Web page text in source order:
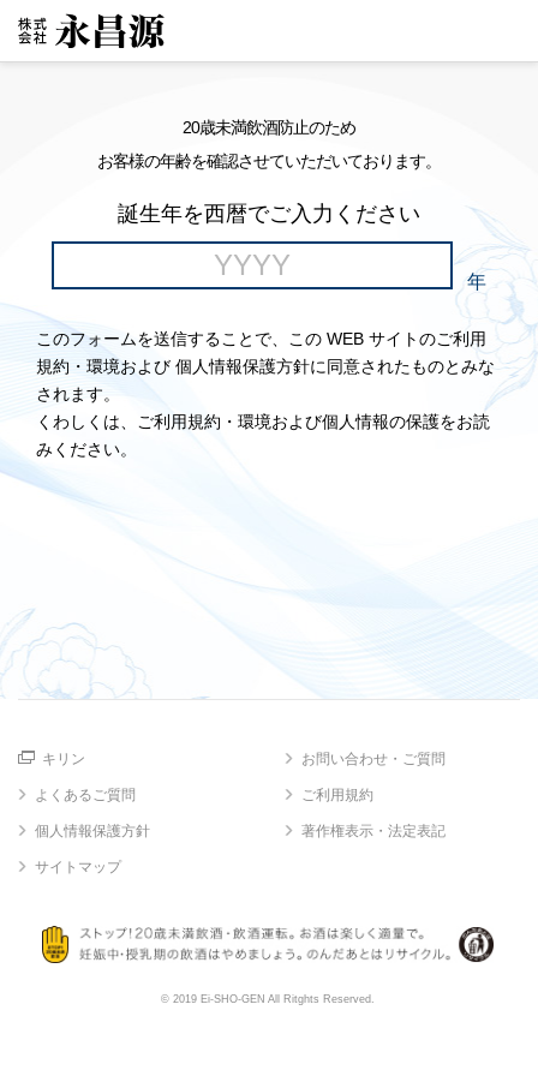
20歳未満飲酒防止のため
お客様の年齢を確認させていただいております。
誕生年を西暦でご入力ください
年
このフォームを送信することで、この WEB サイトのご利用
規約・環境および 個人情報保護方針に同意されたものとみな
されます。
くわしくは、ご利用規約・環境および個人情報の保護をお読
みください。
キリン お問い合わせ・ご質問
よくあるご質問 ご利用規約
個人情報保護方針 著作権表示・法定表記
サイトマップ
© 2019 Ei-SHO-GEN All Ritghts Reserved.